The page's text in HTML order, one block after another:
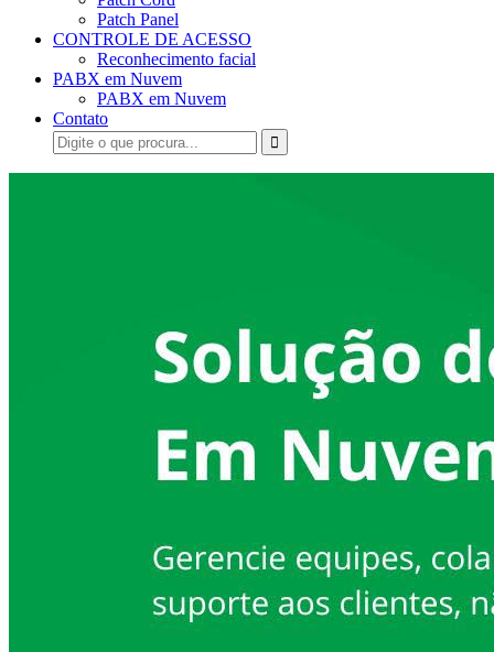
Patch Panel
CONTROLE DE ACESSO
Reconhecimento facial
PABX em Nuvem
PABX em Nuvem
Contato